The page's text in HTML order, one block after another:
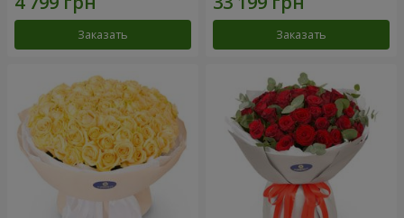
Заказать Заказать